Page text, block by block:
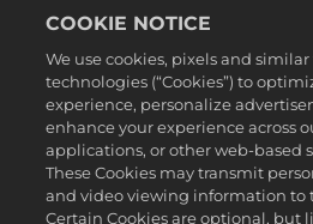
Mentions
Politique de
Politique sur les
Support
Ne pas vendre ou partager mes
Français
COOKIE NOTICE
We use cookies, pixels and
technologies (“Cookies”) to
experience, personalize
enhance your experience across
applications, or other web-based
These Cookies may transmit
and video viewing information to
Certain Cookies are optional,